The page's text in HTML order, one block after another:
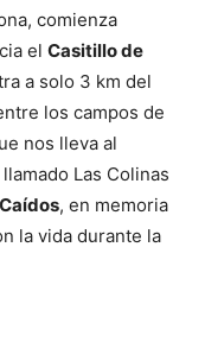
comienza
el Casitillo de
a solo 3 km del
los campos de
nos lleva al
Las Colinas
, en memoria
la vida durante la